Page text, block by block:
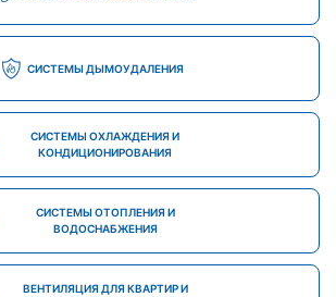
СИСТЕМЫ ДЫМОУДАЛЕНИЯ
СИСТЕМЫ ОХЛАЖДЕНИЯ И
КОНДИЦИОНИРОВАНИЯ
СИСТЕМЫ ОТОПЛЕНИЯ И
ВОДОСНАБЖЕНИЯ
ВЕНТИЛЯЦИЯ ДЛЯ КВАРТИР И